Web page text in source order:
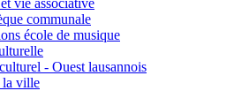
vie associative
communale
école de musique
- Ouest lausannois
la ville